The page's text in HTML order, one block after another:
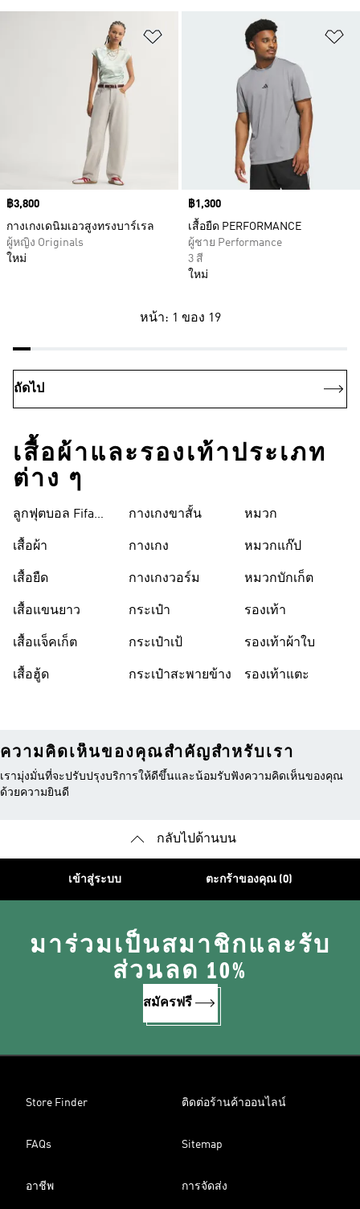
เพิ่มไปยังรายการสินค้าโปรด
Price
฿3,800
กางเกงเดนิมเอวสูงทรงบาร์เรล
ผู้หญิง Originals
ใหม่
Price
฿1,300
เสื้อยืด PERFORMANCE
ผู้ชาย Performance
3 สี
ใหม่
หน้า: 1 ของ 19
ถัดไป
เสื้อผ้าและรองเท้าประเภท
ต่าง ๆ
ลูกฟุตบอล Fifa
เสื้อผ้า
เสื้อยืด
เสื้อแขนยาว
เสื้อแจ็คเก็ต
เสื้อฮู้ด
กางเกงขาสั้น
กางเกง
กางเกงวอร์ม
กระเป๋า
กระเป๋าเป้
กระเป๋าสะพายข้าง
หมวก
หมวกแก๊ป
หมวกบักเก็ต
รองเท้า
รองเท้าผ้าใบ
รองเท้าแตะ
ความคิดเห็นของคุณสำคัญสำหรับเรา
เรามุ่งมั่นที่จะปรับปรุงบริการให้ดีขึ้นและน้อมรับฟังความคิดเห็นของคุณ
ด้วยความยินดี
กลับไปด้านบน
เข้าสู่ระบบ ตะกร้าของคุณ (0)
มาร่วมเป็นสมาชิกและรับ
ส่วนลด 10%
สมัครฟรี
Store Finder ติดต่อร้านค้าออนไลน์
FAQs Sitemap
อาชีพ การจัดส่ง